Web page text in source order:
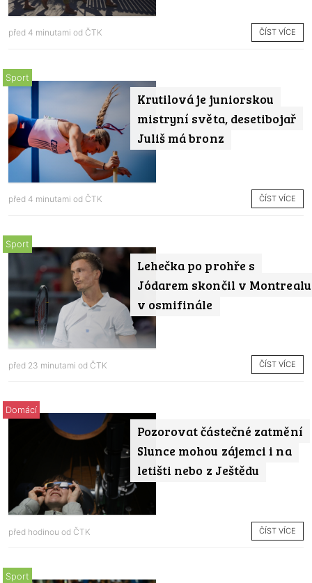
před 4 minutami od ČTK ČÍST VÍCE
Krutilová je juniorskou
mistryní světa, desetibojař
Juliš má bronz
Sport
před 4 minutami od ČTK ČÍST VÍCE
Lehečka po prohře s
Jódarem skončil v Montrealu
v osmifinále
Sport
před 23 minutami od ČTK ČÍST VÍCE
Pozorovat částečné zatmění
Slunce mohou zájemci i na
letišti nebo z Ještědu
Domácí
před hodinou od ČTK ČÍST VÍCE
Sport